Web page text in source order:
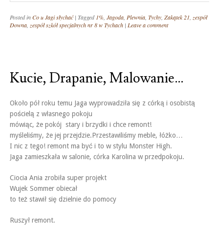
Posted inCo u Jagi słychać | Tagged 1% Jagoda Plewnia Tychy Zakątek 21 zespół
Downa zespół szkół specjalnych nr 8 w Tychach | Leave a comment
Kucie, Drapanie, Malowanie…
Około pół roku temu Jaga wyprowadziła się z córką i osobistą
pościelą z własnego pokoju
mówiąc, że pokój stary i brzydki i chce remont!
myśleliśmy, że jej przejdzie.Przestawiliśmy meble, łóżko…
I nic z tego! remont ma być i to w stylu Monster High.
Jaga zamieszkała w salonie, córka Karolina w przedpokoju.
Ciocia Ania zrobiła super projekt
Wujek Sommer obiecał
to też stawił się dzielnie do pomocy
Ruszył remont.